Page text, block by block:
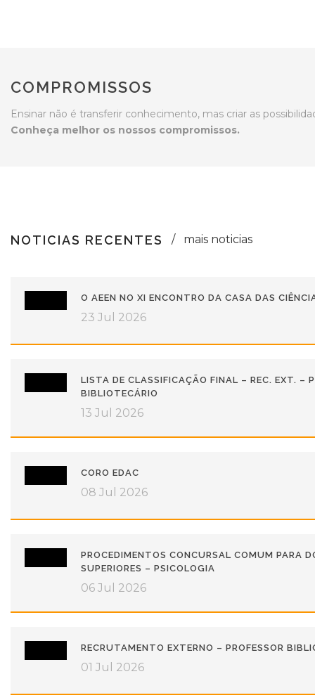
COMPROMISSOS
Ensinar não é transferir conhecimento, mas criar as
Conheça melhor os nossos compromissos.
NOTICIAS RECENTES mais noticias
O AEEN NO XI ENCONTRO DA CASA DAS
23 Jul 2026
LISTA DE CLASSIFICAÇÃO FINAL – REC. EXT. –
BIBLIOTECÁRIO
13 Jul 2026
CORO EDAC
08 Jul 2026
PROCEDIMENTOS CONCURSAL COMUM PARA
SUPERIORES – PSICOLOGIA
06 Jul 2026
RECRUTAMENTO EXTERNO – PROFESSOR
01 Jul 2026